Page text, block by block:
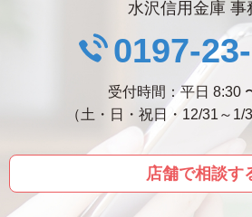
水沢信用金庫 事
0197-
受付時間：平日 8:30
（土・日・祝日・12/31～1/
店舗で相談す